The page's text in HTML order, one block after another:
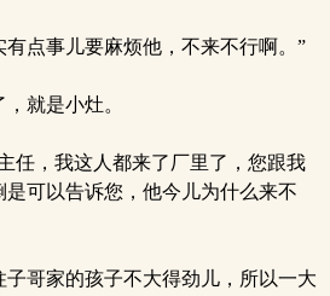
点事儿要麻烦他，不来不行啊。”
就是小灶。
任，我这人都来了厂里了，您跟我
可以告诉您，他今儿为什么来不
哥家的孩子不大得劲儿，所以一大